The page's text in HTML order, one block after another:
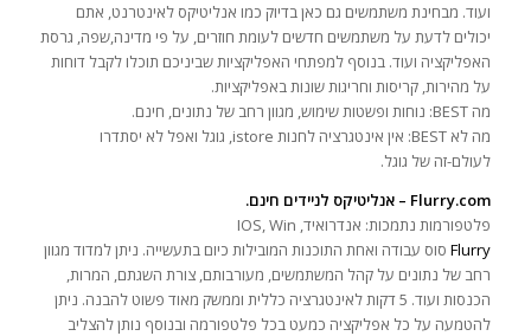
ועוד. מבחינת משתמשים גם כאן בדיוק כמו אנליטיקס לאינטרנט, אתם
יכולים לדעת על משתמשים חדשים לעומת חוזרים, על פי מדינה,שפה, גרסת
האפליקציה ועוד. בנוסף למפתחי האפליקציות שביניכם תוכלו לקבל דוחות
על מהירות, קריסות וחריגות שונות באפליקציות.
מה BEST: נוחות ופשטות שימוש, מגוון רחב של נתונים, חינם.
מה לא BEST: אין אינטגרציה לחנות istore, גוגל ואפל לא יסתדרו
לעולם-זה של גוגל.
Flurry.com – אנליטיקס לניידים חינם.
פלטפורמות נתמכות: אנדרואיד, IOS, Win
Flurryסוס עבודה ואחת התוכנות המובילות כיום בתעשייה. ניתן למדוד מגוון
רחב של נתונים על קהל המשתמשים, מעורבותם, צורת השגתם, המרות,
הכנסות ועוד. 5 דקות לאינטגרציה כללית וממשק מאוד פשוט להבנה. ניתן
להטמעה על כל אפליקציה כמעט בכל פלטפורמה ובנוסף נותן להצליב